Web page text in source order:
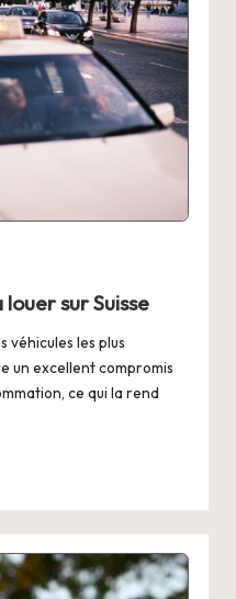
sur Suisse
véhicules les plus
un excellent compromis
ce qui la rend